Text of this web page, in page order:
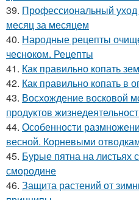
39. Профессиональный уход
месяц за месяцем
40. Народные рецепты
чесноком. Рецепты
41. Как правильно копать
42. Как правильно копать в
43. Восхождение восковой
продуктов
44. Особенности
весной. Корневыми
45. Бурые пятна на листьях
смородине
46. Защита растений от